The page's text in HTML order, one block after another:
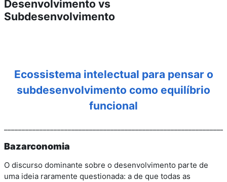
Desenvolvimento vs
Subdesenvolvimento
Ecossistema intelectual para pensar o
subdesenvolvimento como equilíbrio
funcional
Bazarconomia
O discurso dominante sobre o desenvolvimento parte de
uma ideia raramente questionada: a de que todas as